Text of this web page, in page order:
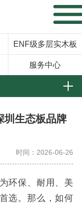
ENF级多层实木板
服务中心
圳生态板品牌
时间：2026-06-26
环保、耐用、美
选。那么，如何